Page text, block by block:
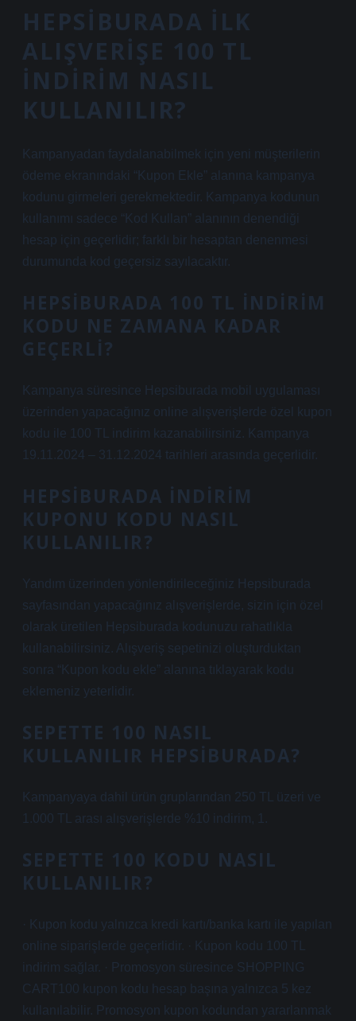
HEPSIBURADA ILK
ALIŞVERIŞE 100 TL
INDIRIM NASIL
KULLANILIR?
Kampanyadan faydalanabilmek için yeni müşterilerin
ödeme ekranındaki “Kupon Ekle” alanına kampanya
kodunu girmeleri gerekmektedir. Kampanya kodunun
kullanımı sadece “Kod Kullan” alanının denendiği
hesap için geçerlidir; farklı bir hesaptan denenmesi
durumunda kod geçersiz sayılacaktır.
HEPSIBURADA 100 TL INDIRIM
KODU NE ZAMANA KADAR
GEÇERLI?
Kampanya süresince Hepsiburada mobil uygulaması
üzerinden yapacağınız online alışverişlerde özel kupon
kodu ile 100 TL indirim kazanabilirsiniz. Kampanya
19.11.2024 – 31.12.2024 tarihleri ​​arasında geçerlidir.
HEPSIBURADA INDIRIM
KUPONU KODU NASIL
KULLANILIR?
Yandım üzerinden yönlendirileceğiniz Hepsiburada
sayfasından yapacağınız alışverişlerde, sizin için özel
olarak üretilen Hepsiburada kodunuzu rahatlıkla
kullanabilirsiniz. Alışveriş sepetinizi oluşturduktan
sonra “Kupon kodu ekle” alanına tıklayarak kodu
eklemeniz yeterlidir.
SEPETTE 100 NASIL
KULLANILIR HEPSIBURADA?
Kampanyaya dahil ürün gruplarından 250 TL üzeri ve
1.000 TL arası alışverişlerde %10 indirim, 1.
SEPETTE 100 KODU NASIL
KULLANILIR?
· Kupon kodu yalnızca kredi kartı/banka kartı ile yapılan
online siparişlerde geçerlidir. · Kupon kodu 100 TL
indirim sağlar. · Promosyon süresince SHOPPING
CART100 kupon kodu hesap başına yalnızca 5 kez
kullanılabilir. Promosyon kupon kodundan yararlanmak